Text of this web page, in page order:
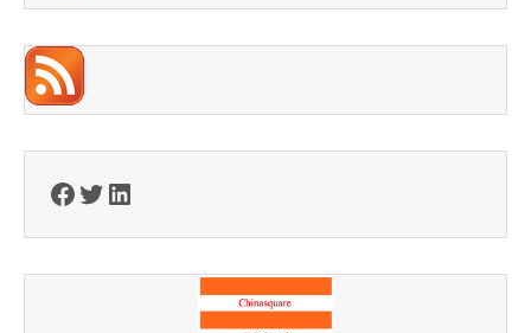
Facebook
Twitter
LinkedIn